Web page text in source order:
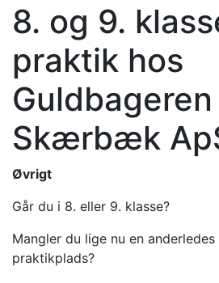
8. og 9.
praktik hos
Guldbageren
Skærbæk
Øvrigt
Går du i 8. eller 9. klasse?
Mangler du lige nu en
praktikplads?